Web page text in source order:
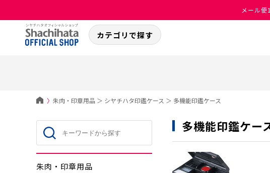
メール
カテゴリで探す
〉 朱肉・印章用品＞ シヤチハタ印鑑ケース ＞ 多機能印鑑ケース
朱肉・印章用品
多機能印鑑ケー